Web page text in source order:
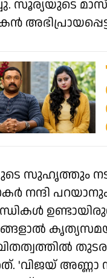
സൂര്യയുടെ
സുഹൃത്തും
നന്ദി പറയാനും
'വിജയ്